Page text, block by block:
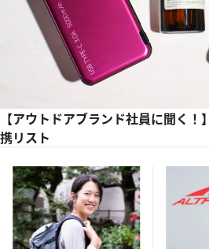
【アウトドアブランド社員に聞く
携リスト